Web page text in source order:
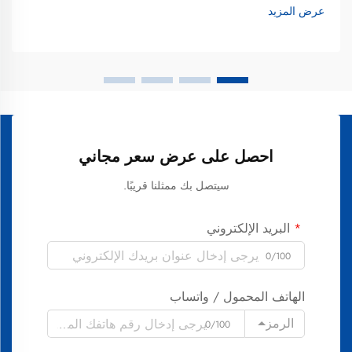
المستهلكين الآن نحو أدوات التبييض المتقدمة مثل فرشاة
الأسنان...
عرض المزيد
احصل على عرض سعر مجاني
سيتصل بك ممثلنا قريبًا.
البريد الإلكتروني
0/100
الهاتف المحمول / واتساب
الرمز
0/100